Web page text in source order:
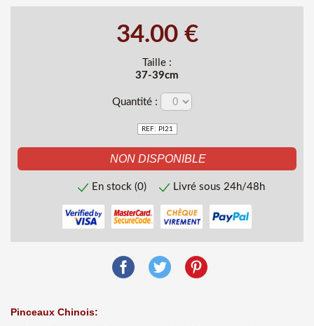
34.00 €
Taille :
37-39cm
Quantité :
REF: PI21
En stock (0) Livré sous 24h/48h
Pinceaux Chinois: